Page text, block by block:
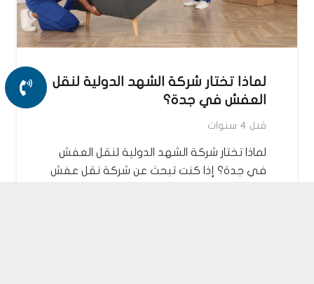
لماذا تختار شركة الشهد الدولية لنقل
العفش في جدة؟
قبل 4 سنوات
لماذا تختار شركة الشهد الدولية لنقل العفش
في جدة؟ إذا كنت تبحث عن شركة نقل عفش